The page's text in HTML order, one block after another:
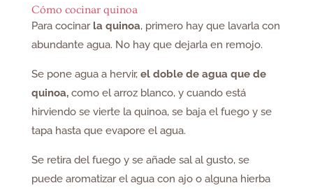
Cómo cocinar quinoa
Para cocinarla quinoa, primero hay que lavarla con
abundante agua. No hay que dejarla en remojo.
Se pone agua a hervir, el doble de agua que de
quinoa,como el arroz blanco, y cuando está
hirviendo se vierte la quinoa, se baja el fuego y se
tapa hasta que evapore el agua.
Se retira del fuego y se añade sal al gusto, se
puede aromatizar el agua con ajo o alguna hierba